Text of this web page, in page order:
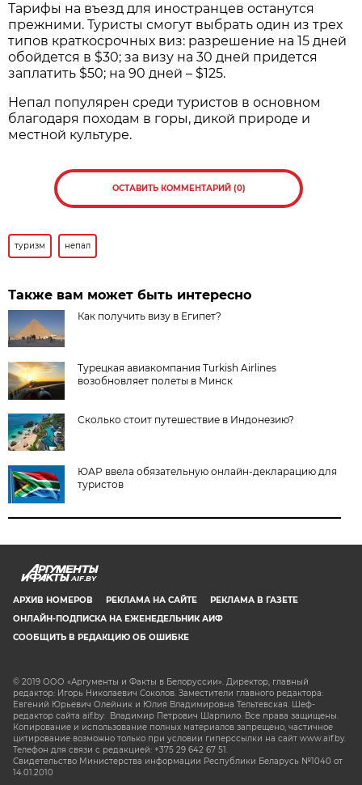
Тарифы на въезд для иностранцев останутся
прежними. Туристы смогут выбрать один из трех
типов краткосрочных виз: разрешение на 15 дней
обойдется в $30; за визу на 30 дней придется
заплатить $50; на 90 дней – $125.
Непал популярен среди туристов в основном
благодаря походам в горы, дикой природе и
местной культуре.
ОСТАВИТЬ КОММЕНТАРИЙ (0)
туризм непал
Также вам может быть интересно
Как получить визу в Египет?
Турецкая авиакомпания Turkish Airlines
возобновляет полеты в Минск
Сколько стоит путешествие в Индонезию?
ЮАР ввела обязательную онлайн-декларацию для
туристов
AIF.BY
АРХИВ НОМЕРОВ РЕКЛАМА НА САЙТЕ
РЕКЛАМА В ГАЗЕТЕ
ОНЛАЙН-ПОДПИСКА НА ЕЖЕНЕДЕЛЬНИК АИФ
СООБЩИТЬ В РЕДАКЦИЮ ОБ ОШИБКЕ
© 2019 ООО «Аргументы и Факты в Белоруссии». Директор, главный
редактор: Игорь Николаевич Соколов. Заместители главного редактора:
Евгений Юрьевич Олейник и Юлия Владимировна Тельтевская. Шеф-
редактор сайта aif.by: Владимир Петрович Шарпило. Все права защищены.
Копирование и использование полных материалов запрещено, частичное
цитирование возможно только при условии гиперссылки на сайт www.aif.by.
Телефон для связи с редакцией: +375 29 642 67 51.
Свидетельство Министерства информации Республики Беларусь №1040 от
14.01.2010